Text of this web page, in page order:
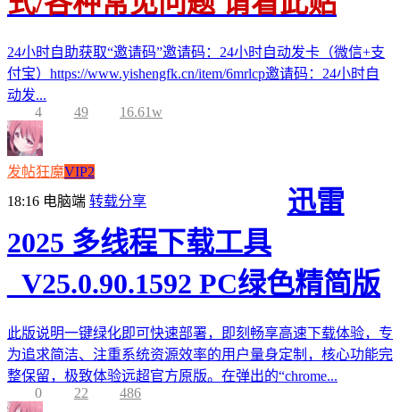
24小时自助获取“邀请码”邀请码：24小时自动发卡（微信+支
付宝）https://www.yishengfk.cn/item/6mrlcp邀请码：24小时自
动发...
4
49 16.61w
发帖狂魔VIP2
18:16 电脑端 转载分享
迅雷
2025 多线程下载工具
_V25.0.90.1592 PC绿色精简版
此版说明一键绿化即可快速部署，即刻畅享高速下载体验，专
为追求简洁、注重系统资源效率的用户量身定制，核心功能完
整保留，极致体验远超官方原版。在弹出的“chrome...
0
22 486